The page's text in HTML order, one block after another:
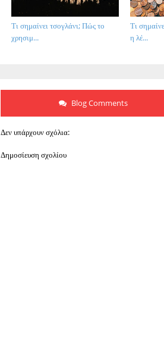
Τι
η λέ...
Τι σημαίνει τσογλάνι; Πώς το
χρησιμ...
Blog Comments
Δεν υπάρχουν σχόλια:
Δημοσίευση σχολίου